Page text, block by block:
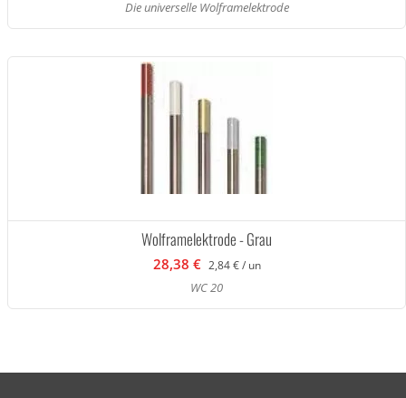
Die universelle Wolframelektrode
Wolframelektrode - Grau
28,38 € 2,84 € / un
WC 20